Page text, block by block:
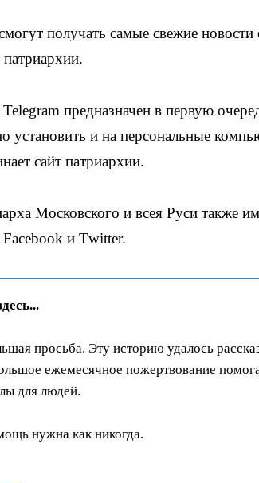
получать самые свежие
патриархии.
предназначен в первую
установить и на персональные
сайт патриархии.
Московского и всея Руси также
и Тwitter.
просьба. Эту историю удалось
ежемесячное пожертвование
для людей.
нужна как никогда.